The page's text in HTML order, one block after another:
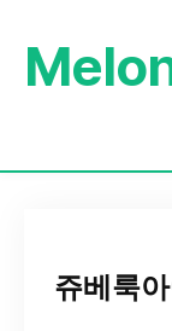
쥬베룩